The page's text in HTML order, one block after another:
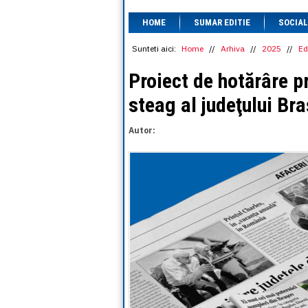
HOME SUMAR EDITIE SOCIAL
Sunteti aici: Home // Arhiva // 2025 //
Proiect de hotărâre
steag al judeţului
Autor: